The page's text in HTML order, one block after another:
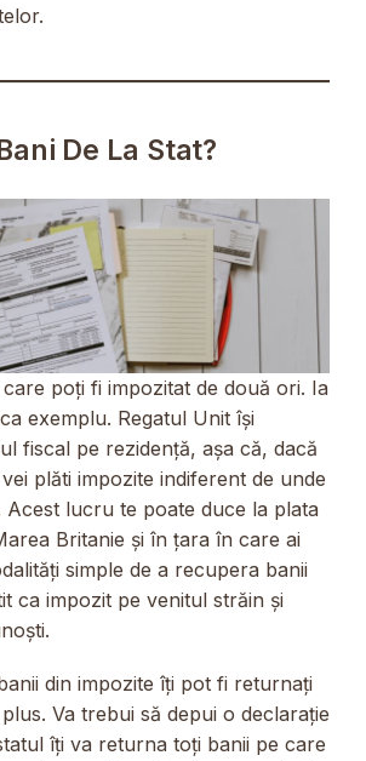
De La Stat?
care poți fi impozitat de două ori. Ia
exemplu. Regatul Unit își
fiscal pe rezidență, așa că, dacă
plăti impozite indiferent de unde
Acest lucru te poate duce la plata
Britanie și în țara în care ai
simple de a recupera banii
ca impozit pe venitul străin și
din impozite îți pot fi returnați
Va trebui să depui o declarație
îți va returna toți banii pe care